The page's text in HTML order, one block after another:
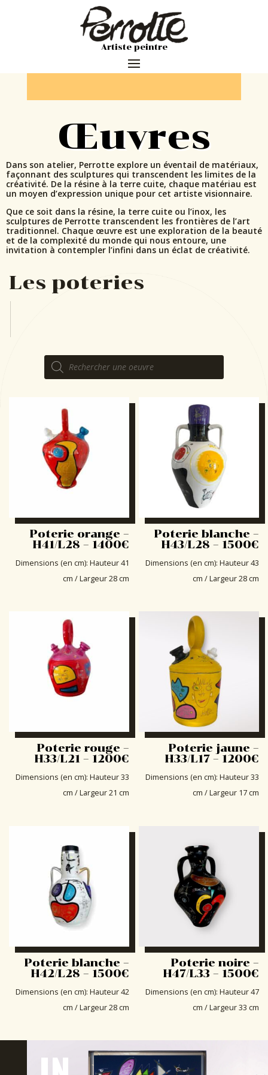
Artiste peintre
Œuvres
Dans son atelier, Perrotte explore un éventail de matériaux,
façonnant des sculptures qui transcendent les limites de la
créativité. De la résine à la terre cuite, chaque matériau est
un moyen d’expression unique pour cet artiste visionnaire.
Que ce soit dans la résine, la terre cuite ou l’inox, les
sculptures de Perrotte transcendent les frontières de l’art
traditionnel. Chaque œuvre est une exploration de la beauté
et de la complexité du monde qui nous entoure, une
invitation à contempler l’infini dans un éclat de créativité.
Les poteries
Recherche
de
produits
Poterie orange –
H41/L28 – 1400€
Dimensions (en cm): Hauteur 41
cm / Largeur 28 cm
Poterie blanche –
H43/L28 – 1500€
Dimensions (en cm): Hauteur 43
cm / Largeur 28 cm
Poterie rouge –
H33/L21 – 1200€
Dimensions (en cm): Hauteur 33
cm / Largeur 21 cm
Poterie jaune –
H33/L17 – 1200€
Dimensions (en cm): Hauteur 33
cm / Largeur 17 cm
Poterie blanche –
H42/L28 – 1500€
Dimensions (en cm): Hauteur 42
cm / Largeur 28 cm
Poterie noire –
H47/L33 – 1500€
Dimensions (en cm): Hauteur 47
cm / Largeur 33 cm